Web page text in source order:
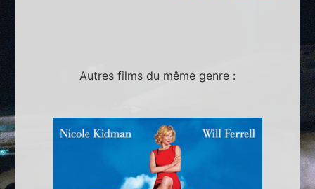
Autres films du même genre :